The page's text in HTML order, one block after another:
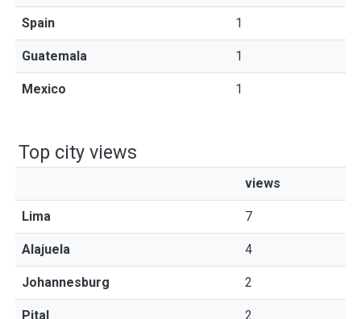
Spain 1
Guatemala 1
Mexico 1
Top city views
views
Lima 7
Alajuela 4
Johannesburg 2
Pital 2